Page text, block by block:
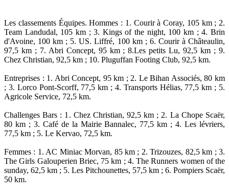
Les classements Équipes. Hommes : 1. Courir à Coray, 105 km ; 2.
Team Landudal, 105 km ; 3. Kings of the night, 100 km ; 4. Brin
d'Avoine, 100 km ; 5. US. Liffré, 100 km ; 6. Courir à Châteaulin,
97,5 km ; 7. Abri Concept, 95 km ; 8.Les petits Lu, 92,5 km ; 9.
Chez Christian, 92,5 km ; 10. Pluguffan Footing Club, 92,5 km.
Entreprises : 1. Abri Concept, 95 km ; 2. Le Bihan Associés, 80 km
; 3. Lorco Pont-Scorff, 77,5 km ; 4. Transports Hélias, 77,5 km ; 5.
Agricole Service, 72,5 km.
Challenges Bars : 1. Chez Christian, 92,5 km ; 2. La Chope Scaër,
80 km ; 3. Café de la Mairie Bannalec, 77,5 km ; 4. Les lévriers,
77,5 km ; 5. Le Kervao, 72,5 km.
Femmes : 1. AC Miniac Morvan, 85 km ; 2. Trizouzes, 82,5 km ; 3.
The Girls Galouperien Briec, 75 km ; 4. The Runners women of the
sunday, 62,5 km ; 5. Les Pitchounettes, 57,5 km ; 6. Pompiers Scaër,
50 km.